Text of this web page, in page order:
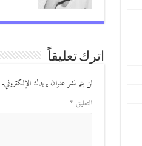
اترك تعليقاً
لن يتم نشر عنوان بريدك الإلكتروني.
التعليق *